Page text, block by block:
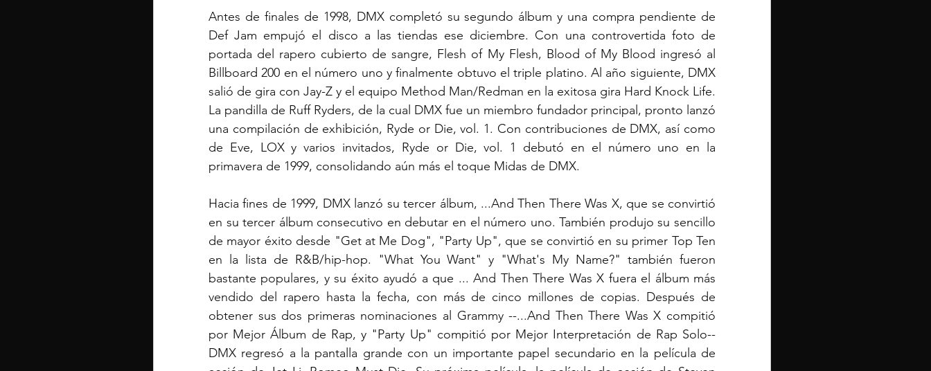
Antes de finales de 1998, DMX completó su segundo álbum y una compra pendiente de
Def Jam empujó el disco a las tiendas ese diciembre. Con una controvertida foto de
portada del rapero cubierto de sangre, Flesh of My Flesh, Blood of My Blood ingresó al
Billboard 200 en el número uno y finalmente obtuvo el triple platino. Al año siguiente, DMX
salió de gira con Jay-Z y el equipo Method Man/Redman en la exitosa gira Hard Knock Life.
La pandilla de Ruff Ryders, de la cual DMX fue un miembro fundador principal, pronto lanzó
una compilación de exhibición, Ryde or Die, vol. 1. Con contribuciones de DMX, así como
de Eve, LOX y varios invitados, Ryde or Die, vol. 1 debutó en el número uno en la
primavera de 1999, consolidando aún más el toque Midas de DMX.
Hacia fines de 1999, DMX lanzó su tercer álbum, ...And Then There Was X, que se convirtió
en su tercer álbum consecutivo en debutar en el número uno. También produjo su sencillo
de mayor éxito desde "Get at Me Dog", "Party Up", que se convirtió en su primer Top Ten
en la lista de R&B/hip-hop. "What You Want" y "What's My Name?" también fueron
bastante populares, y su éxito ayudó a que ... And Then There Was X fuera el álbum más
vendido del rapero hasta la fecha, con más de cinco millones de copias. Después de
obtener sus dos primeras nominaciones al Grammy --...And Then There Was X compitió
por Mejor Álbum de Rap, y "Party Up" compitió por Mejor Interpretación de Rap Solo--
DMX regresó a la pantalla grande con un importante papel secundario en la película de